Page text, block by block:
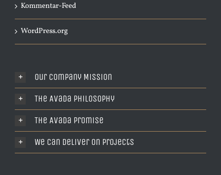
Kommentar-Feed
WordPress.org
Our Company Mission
The Avada Philosophy
The Avada Promise
We Can Deliver On Projects